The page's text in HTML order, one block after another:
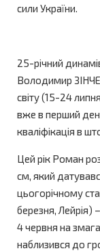
сили України.
25-річний
Володимир
світу (15-24
вже в перший
кваліфікація в
Цей рік Роман
см, який
цьогорічному
березня, Лейрія)
4 червня на
наблизився до